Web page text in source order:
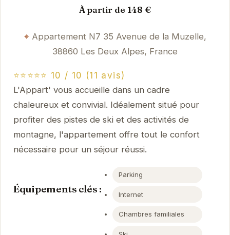
À partir de 148 €
Appartement N7 35 Avenue de la Muzelle,
38860 Les Deux Alpes, France
⭐⭐⭐⭐⭐ 10 / 10 (11 avis)
L'Appart' vous accueille dans un cadre
chaleureux et convivial. Idéalement situé pour
profiter des pistes de ski et des activités de
montagne, l'appartement offre tout le confort
nécessaire pour un séjour réussi.
Équipements clés :
Parking
Internet
Chambres familiales